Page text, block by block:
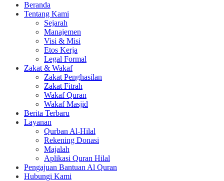
Beranda
Tentang Kami
Sejarah
Manajemen
Visi & Misi
Etos Kerja
Legal Formal
Zakat & Wakaf
Zakat Penghasilan
Zakat Fitrah
Wakaf Quran
Wakaf Masjid
Berita Terbaru
Layanan
Qurban Al-Hilal
Rekening Donasi
Majalah
Aplikasi Quran Hilal
Pengajuan Bantuan Al Quran
Hubungi Kami